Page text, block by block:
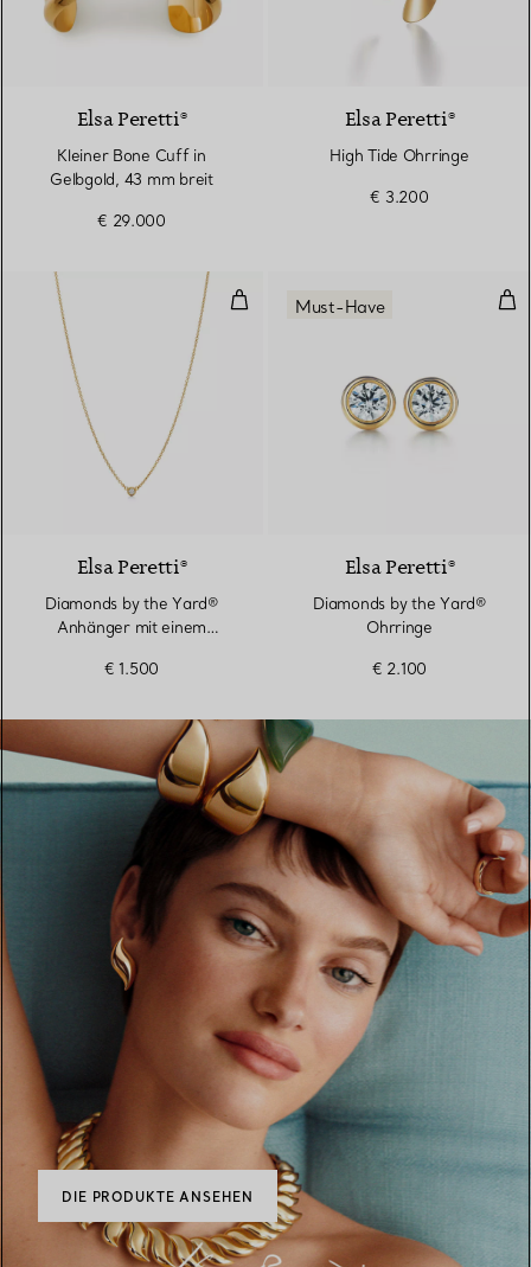
Elsa Peretti®
Kleiner Bone Cuff in
Gelbgold, 43 mm breit
€ 29.000
Elsa Peretti®
High Tide Ohrringe
€ 3.200
Diamonds by the Yard®
Elsa Peretti®
Diamonds by the Yard®
Anhänger mit einem
€ 1.500
Must-Have
Elsa Peretti®
Diamonds by the Yard®
Ohrringe
€ 2.100
DIE PRODUKTE ANSEHEN